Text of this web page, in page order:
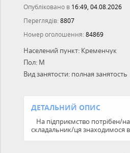
Опубліковано в 16:49, 04.08.2026
Переглядів: 8807
Номер оголошення: 84869
Населений пункт: Кременчук
Пол: М
Вид занятости: полная занятость
ДЕТАЛЬНИЙ ОПИС
На підприємство потрібен/
складальник/ця знаходимося